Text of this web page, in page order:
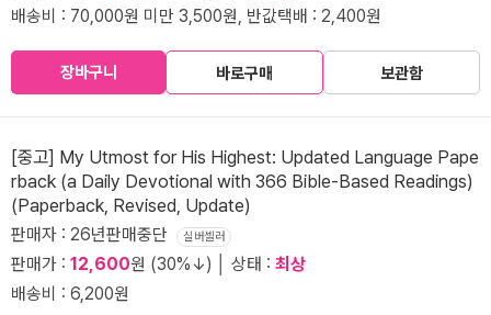
배송비 : 70,000원 미만 3,500원, 반값택배 : 2,400원
장바구니 바로구매 보관함
[중고] My Utmost for His Highest: Updated Language Pape
rback (a Daily Devotional with 366 Bible-Based Readings)
(Paperback, Revised, Update)
판매자 : 26년판매중단 실버셀러
판매가 : 12,600원 (30%↓) │ 상태 : 최상
배송비 : 6,200원